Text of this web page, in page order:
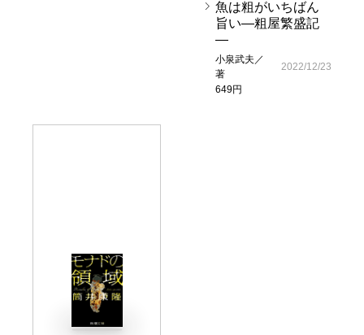
魚は粗がいちばん
旨い―粗屋繁盛記
―
小泉武夫／
著
649円
2022/12/23